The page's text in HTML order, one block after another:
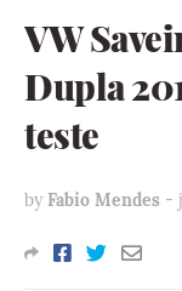
VW
Dupla
teste
by Fabio Mendes -